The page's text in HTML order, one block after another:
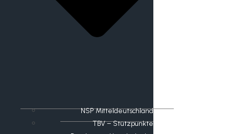
NSP Mitteldeutschland
TBV – Stützpunkte